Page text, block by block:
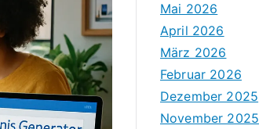
Mai 2026
April 2026
März 2026
Februar 2026
Dezember 2025
November 2025